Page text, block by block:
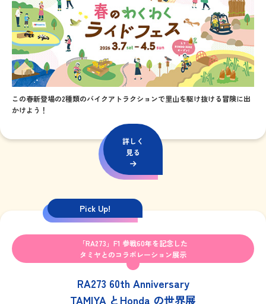
この春新登場の2種類のバイクアトラクションで里山を駆け抜ける冒険に出
かけよう！
詳しく
見る
Pick Up!
「RA273」F1 参戦60年を記念した
タミヤとのコラボレーション展示
RA273 60th Anniversary
TAMIYA とHonda の世界展